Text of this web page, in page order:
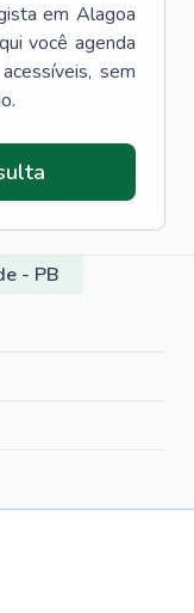
em Alagoa
você agenda
sem
- PB